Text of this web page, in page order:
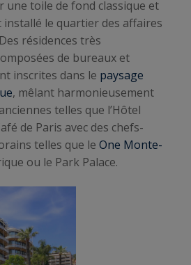
une toile de fond classique et
installé le quartier des affaires
résidences très
de bureaux et
inscrites dans le paysage
, mêlant harmonieusement
telles que l’Hôtel
de Paris avec des chefs-
telles que le One Monte-
ou le Park Palace.